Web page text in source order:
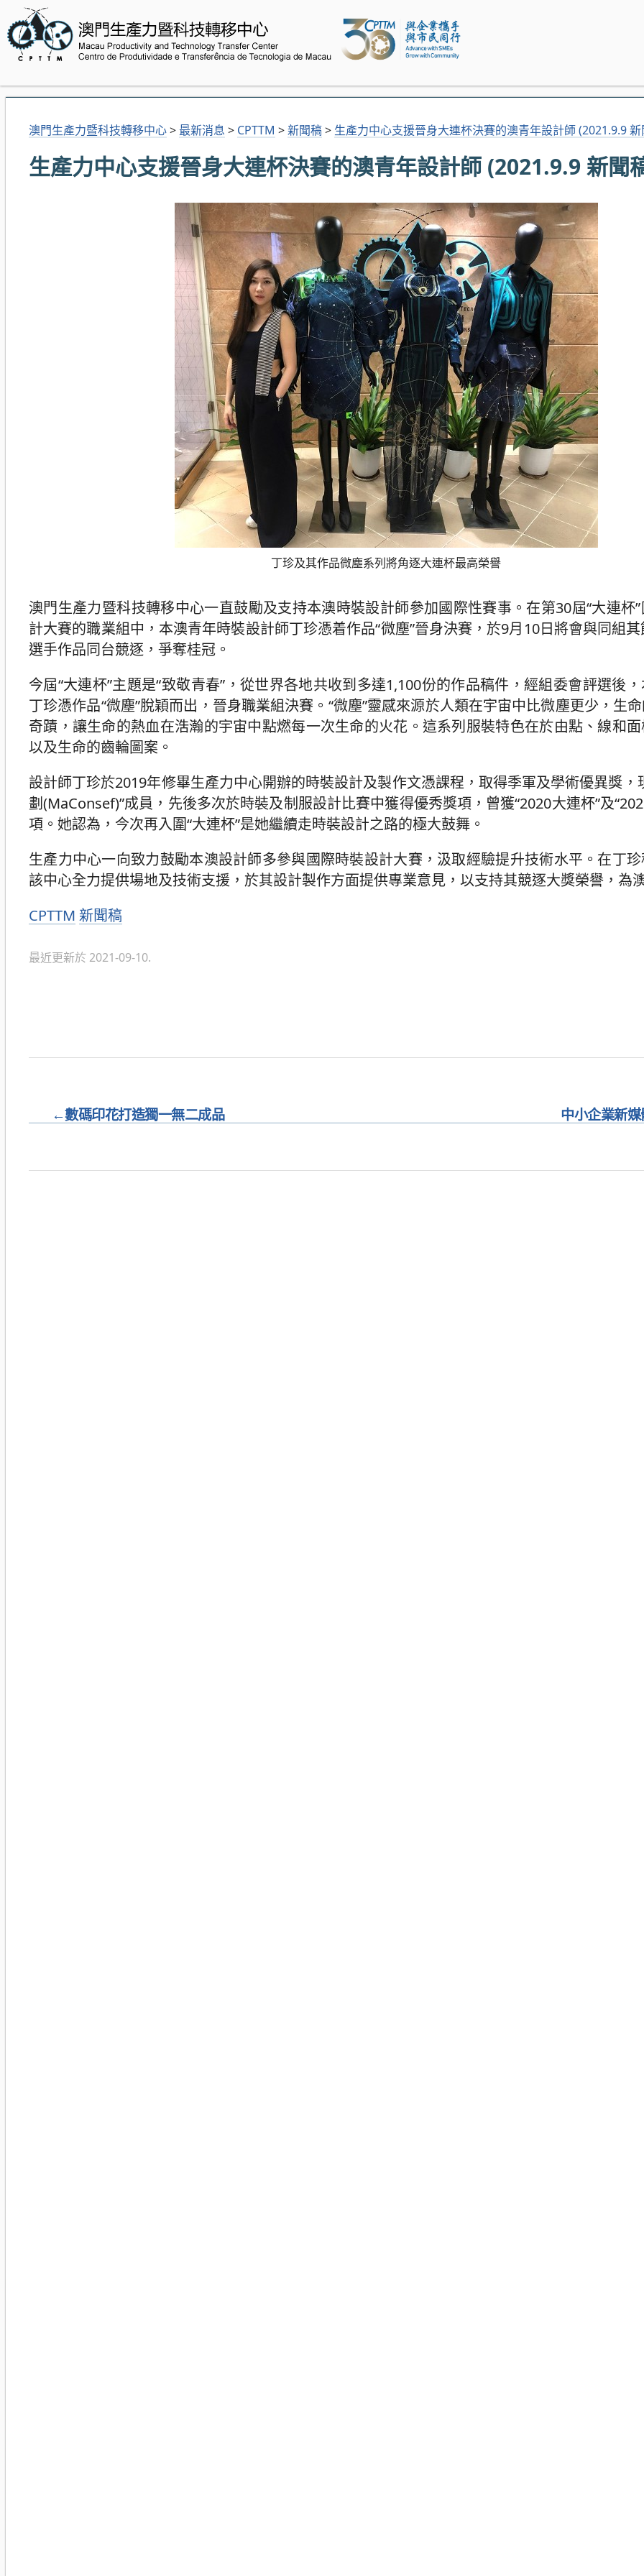
澳門生產力暨科技轉移中心> 最新消息 > CPTTM >新聞稿> 生產力中心支援晉身大連杯決賽的澳青年設計師 (2021.9.9
生產力中心支援晉身大連杯決賽的澳青年設計師 (2021.9.9 新聞
丁珍及其作品微塵系列將角逐大連杯最高榮譽
澳門生產力暨科技轉移中心一直鼓勵及支持本澳時裝設計師參加國際性賽事。在第30屆“大連杯
計大賽的職業組中，本澳青年時裝設計師丁珍憑着作品“微塵”晉身決賽，於9月10日將會與同組
選手作品同台競逐，爭奪桂冠。
今屆“大連杯”主題是“致敬青春”，從世界各地共收到多達1,100份的作品稿件，經組委會評選後
丁珍憑作品“微塵”脫穎而出，晉身職業組決賽。“微塵”靈感來源於人類在宇宙中比微塵更少，生
奇蹟，讓生命的熱血在浩瀚的宇宙中點燃每一次生命的火花。這系列服裝特色在於由點、線和
以及生命的齒輪圖案。
設計師丁珍於2019年修畢生產力中心開辦的時裝設計及製作文憑課程，取得季軍及學術優異獎，
劃(MaConsef)”成員，先後多次於時裝及制服設計比賽中獲得優秀獎項，曾獲“2020大連杯”及
項。她認為，今次再入圍“大連杯”是她繼續走時裝設計之路的極大鼓舞。
生產力中心一向致力鼓勵本澳設計師多參與國際時裝設計大賽，汲取經驗提升技術水平。在丁
該中心全力提供場地及技術支援，於其設計製作方面提供專業意見，以支持其競逐大獎榮譽，為
分
CPTTM 新聞稿
最近更新於 2021-09-10.
←數碼印花打造獨一無二成品 中小企業新